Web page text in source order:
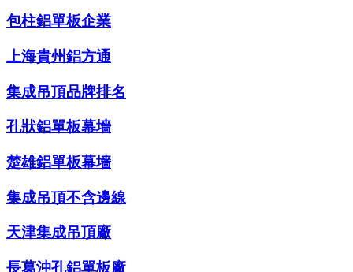
包柱鋁單板企業
上海貴州鋁方通
集成吊頂品牌排名
孔狀鋁單板幕墻
楚雄鋁單板幕墻
集成吊頂不含邊線
天津集成吊頂廠
長葛沖孔鋁單板廠